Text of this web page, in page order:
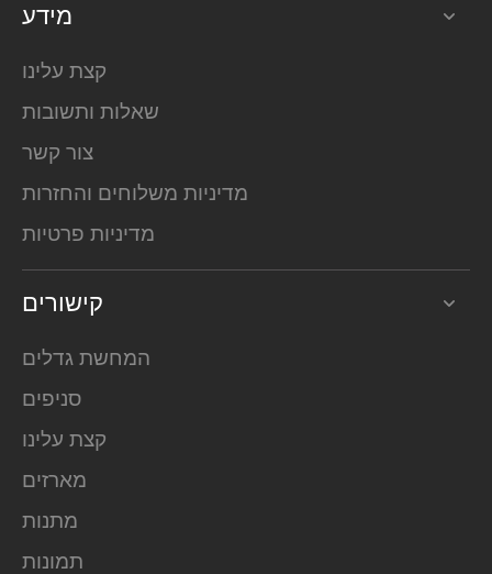
מידע
קצת עלינו
שאלות ותשובות
צור קשר
מדיניות משלוחים והחזרות
מדיניות פרטיות
קישורים
המחשת גדלים
סניפים
קצת עלינו
מארזים
מתנות
תמונות